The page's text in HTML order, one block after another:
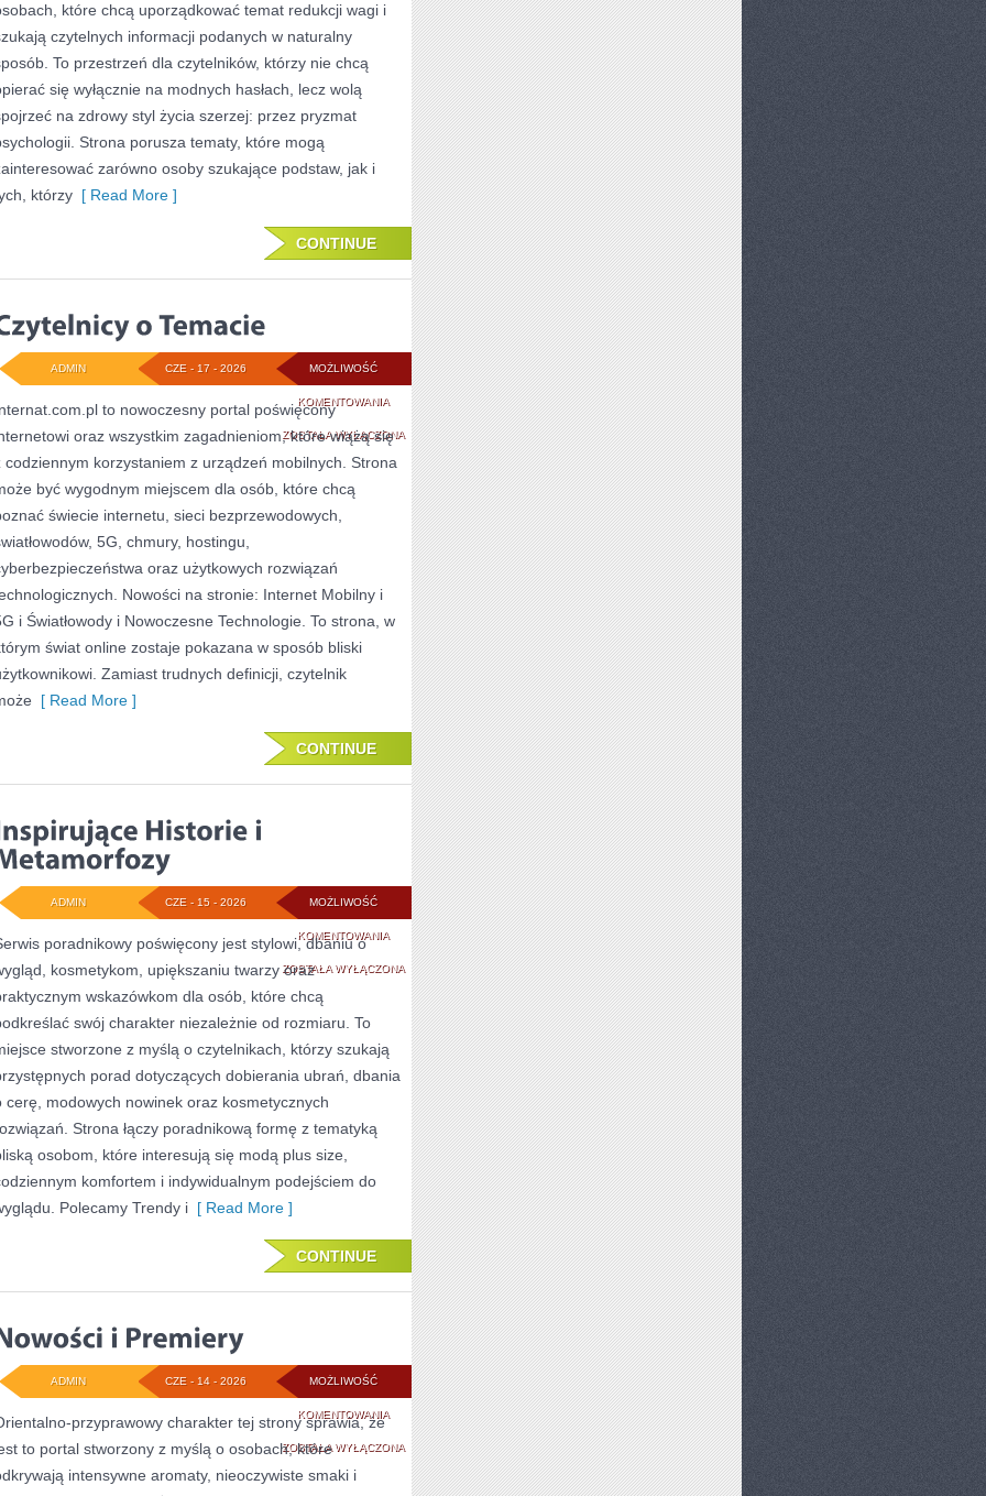
które chcą uporządkować temat redukcji wagi i
czytelnych informacji podanych w naturalny
To przestrzeń dla czytelników, którzy nie chcą
się wyłącznie na modnych hasłach, lecz wolą
na zdrowy styl życia szerzej: przez pryzmat
Strona porusza tematy, które mogą
zarówno osoby szukające podstaw, jak i
którzy [ Read More ]
CONTINUE
MOŻLIWOŚĆ
KOMENTOWANIACZYTELNICY
O
TEMACIE
ZOSTAŁA WYŁĄCZONA
CZE - 17 - 2026
ADMIN
to nowoczesny portal poświęcony
oraz wszystkim zagadnieniom, które wiążą się
codziennym korzystaniem z urządzeń mobilnych. Strona
być wygodnym miejscem dla osób, które chcą
świecie internetu, sieci bezprzewodowych,
5G, chmury, hostingu,
oraz użytkowych rozwiązań
Nowości na stronie: Internet Mobilny i
i Światłowody i Nowoczesne Technologie. To strona, w
świat online zostaje pokazana w sposób bliski
Zamiast trudnych definicji, czytelnik
[ Read More ]
CONTINUE
MOŻLIWOŚĆ
KOMENTOWANIAINSPIRUJĄCE
HISTORIE
METAMORFOZY
ZOSTAŁA WYŁĄCZONA
CZE - 15 - 2026
ADMIN
poradnikowy poświęcony jest stylowi, dbaniu o
kosmetykom, upiększaniu twarzy oraz
wskazówkom dla osób, które chcą
swój charakter niezależnie od rozmiaru. To
stworzone z myślą o czytelnikach, którzy szukają
porad dotyczących dobierania ubrań, dbania
cerę, modowych nowinek oraz kosmetycznych
Strona łączy poradnikową formę z tematyką
osobom, które interesują się modą plus size,
komfortem i indywidualnym podejściem do
Polecamy Trendy i [ Read More ]
CONTINUE
MOŻLIWOŚĆ
KOMENTOWANIANOWOŚCI
I
PREMIERY
ZOSTAŁA WYŁĄCZONA
CZE - 14 - 2026
ADMIN
przyprawowy charakter tej strony sprawia, że
to portal stworzony z myślą o osobach, które
intensywne aromaty, nieoczywiste smaki i